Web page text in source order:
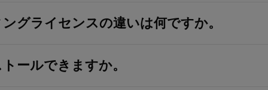
グライセンスの違いは何ですか。
ールできますか。